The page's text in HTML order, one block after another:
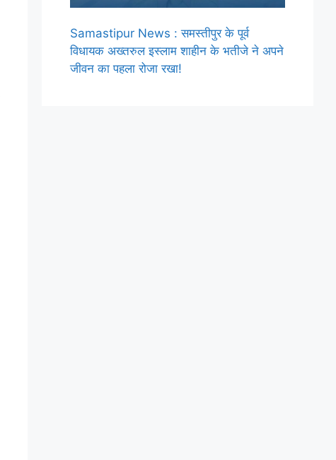
Samastipur News : समस्तीपुर के पूर्व
विधायक अख्तरुल इस्लाम शाहीन के भतीजे ने अपने
जीवन का पहला रोजा रखा!